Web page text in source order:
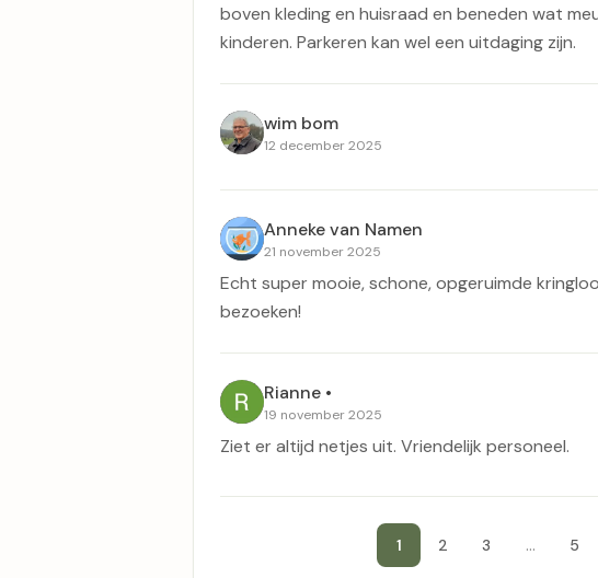
boven kleding en huisraad en beneden wat
kinderen. Parkeren kan wel een uitdaging zijn.
wim bom
12 december 2025
Anneke van Namen
21 november 2025
Echt super mooie, schone, opgeruimde
bezoeken!
Rianne •
19 november 2025
Ziet er altijd netjes uit. Vriendelijk personeel.
1 2 3 ... 5